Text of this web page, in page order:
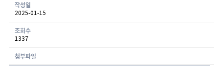
작성일
2025-01-15
조회수
1337
첨부파일